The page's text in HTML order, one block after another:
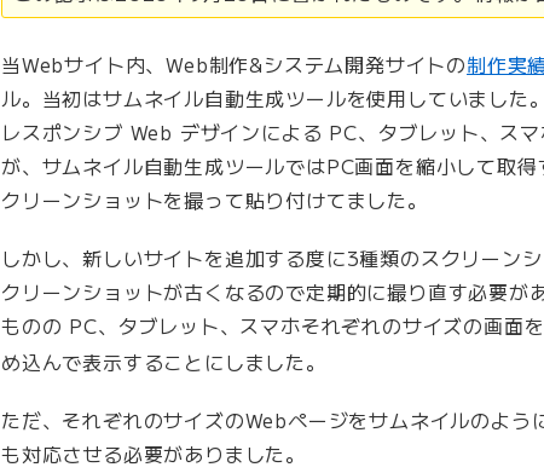
ル
一
度
に
複
数
枚
を
表
示
す
る
合
に
当Webサイト内、Web制作&システム開発サイトの制作実
ル。当初はサムネイル自動生成ツールを使用していまし
レスポンシブ Web デザインによる PC、タブレット、ス
が、サムネイル自動生成ツールではPC画面を縮小して取
クリーンショットを撮って貼り付けてました。
しかし、新しいサイトを追加する度に3種類のスクリーン
クリーンショットが古くなるので定期的に撮り直す必要
ものの PC、タブレット、スマホそれぞれのサイズの画面
め込んで表示することにしました。
ただ、それぞれのサイズのWebページをサムネイルのよ
も対応させる必要がありました。